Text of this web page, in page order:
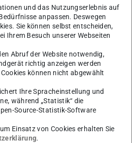
und das Nutzungserlebnis auf
anpassen. Deswegen
Sie können selbst entscheiden,
Ihrem Besuch unserer Webseiten
Abruf der Website notwendig,
richtig anzeigen werden
können nicht abgewählt
Ihre Spracheinstellung und
während „Statistik“ die
Source-Statistik-Software
Einsatz von Cookies erhalten Sie
.